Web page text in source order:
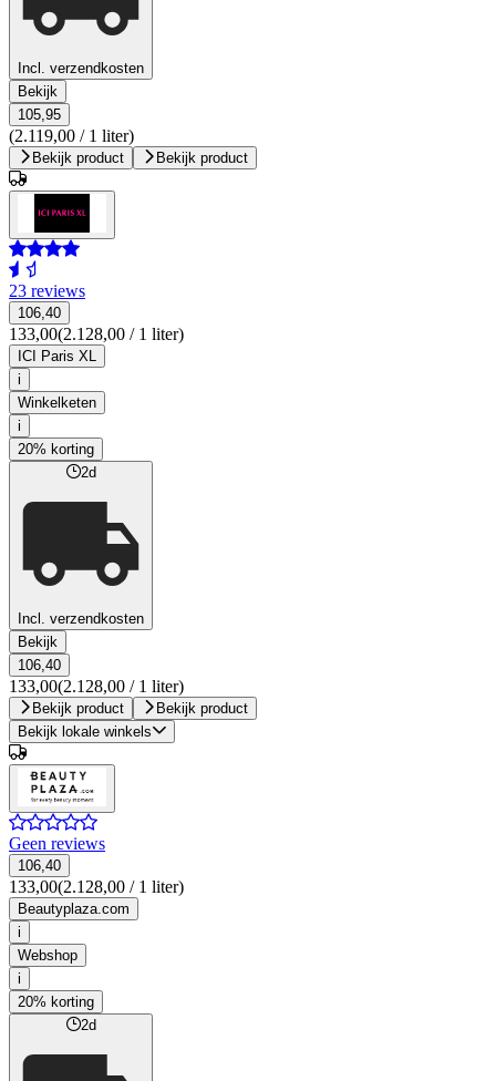
Incl. verzendkosten
Bekijk
105,95
(2.119,00 / 1 liter)
Bekijk product Bekijk product
23 reviews
106,40
133,00(2.128,00 / 1 liter)
ICI Paris XL
i
Winkelketen
i
20% korting
2d
Incl. verzendkosten
Bekijk
106,40
133,00(2.128,00 / 1 liter)
Bekijk product
Bekijk product
Bekijk lokale winkels
Geen reviews
106,40
133,00(2.128,00 / 1 liter)
Beautyplaza.com
i
Webshop
i
20% korting
2d